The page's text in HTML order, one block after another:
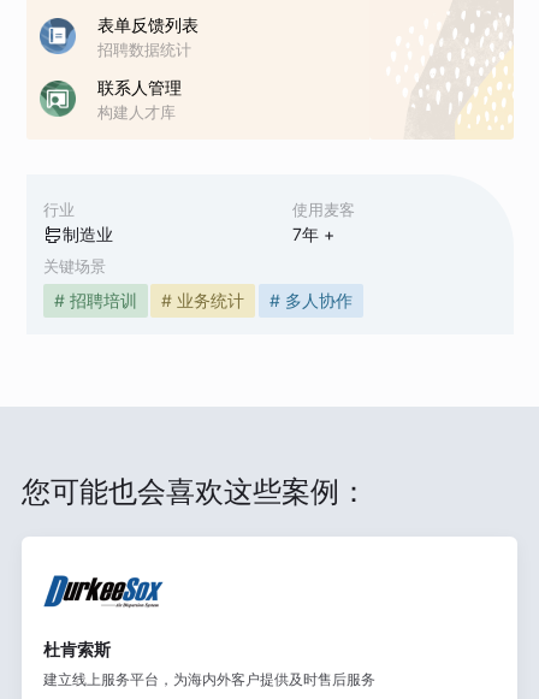
行业
制造业
使用麦客
7年 +
关键场景
# 招聘培训 # 业务统计 # 多人协作
表单反馈列表
招聘数据统计
联系人管理
构建人才库
您可能也会喜欢这些案例：
杜肯索斯
建立线上服务平台，为海内外客户提供及时售后服务